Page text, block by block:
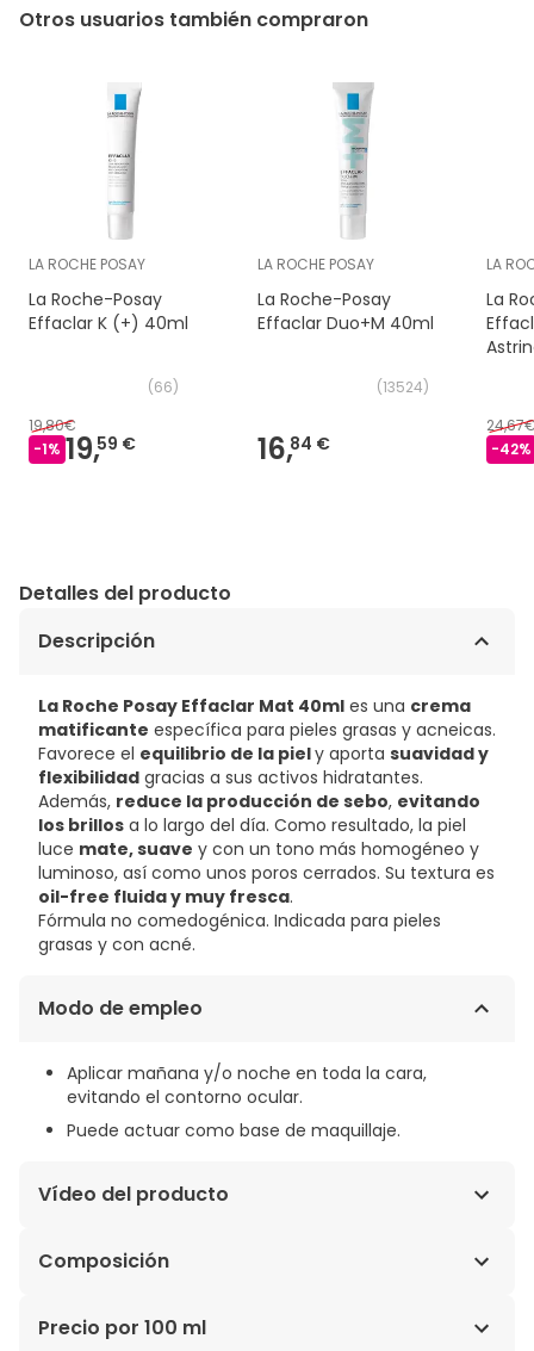
Otros usuarios también compraron
LA ROCHE POSAY
La Roche-Posay
Effaclar K (+) 40ml
(66)
19,80€
-1% 19,59 €
LA ROCHE POSAY
La Roche-Posay
Effaclar Duo+M 40ml
(13524)
16,84 €
LA
La
-42%
Detalles del producto
Descripción
La Roche Posay Effaclar Mat 40ml es una crema
matificante específica para pieles grasas y acneicas.
Favorece el equilibrio de la piely aporta suavidad y
flexibilidad gracias a sus activos hidratantes.
Además, reduce la producción de sebo, evitando
los brillos a lo largo del día. Como resultado, la piel
luce mate, suave y con un tono más homogéneo y
luminoso, así como unos poros cerrados. Su textura es
oil-free fluida y muy fresca.
Fórmula no comedogénica. Indicada para pieles
grasas y con acné.
Modo de empleo
Aplicar mañana y/o noche en toda la cara,
evitando el contorno ocular.
Puede actuar como base de maquillaje.
Vídeo del producto
Composición
ACRYLATES COPOLYMER, ALUMINUM STARCH
Precio por 100 ml